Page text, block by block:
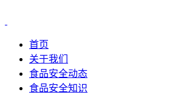
首页
关于我们
食品安全动态
食品安全知识